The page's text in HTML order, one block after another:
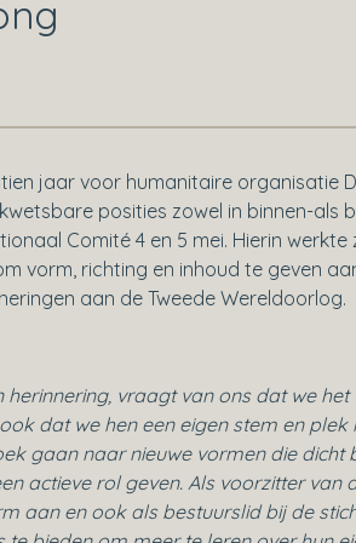
jaar voor humanitaire organisatie
posities zowel in binnen-als
Comité 4 en 5 mei. Hierin
vorm, richting en inhoud te geven
aan de Tweede Wereldoorlog.
herinnering, vraagt van ons dat we
dat we hen een eigen stem en plek
gaan naar nieuwe vormen die dicht
actieve rol geven. Als voorzitter van
aan en ook als bestuurslid bij de